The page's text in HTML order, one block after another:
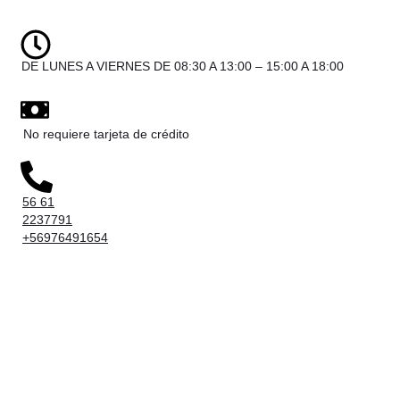
DE LUNES A VIERNES DE 08:30 A 13:00 – 15:00 A 18:00
No requiere tarjeta de crédito
56 61
2237791
+56976491654